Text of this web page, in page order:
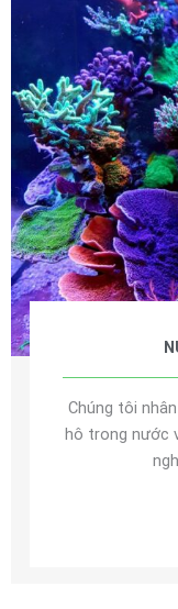
Chúng tôi
hô trong nước